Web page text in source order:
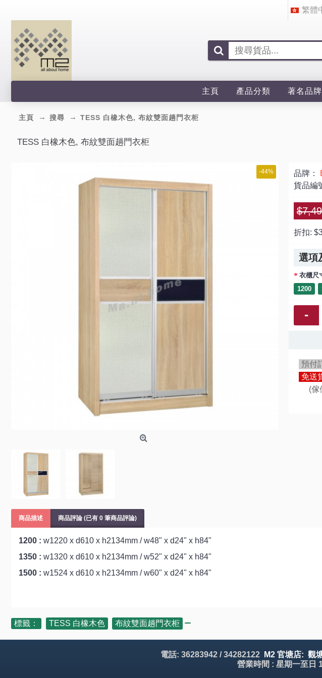
繁體
主頁 產品分類 著名品牌
主頁 搜尋 TESS 白橡木色, 布紋雙面趟門衣柜
TESS 白橡木色, 布紋雙面趟門衣柜
-44% 品牌：
貨品編
折扣:
選項
衣櫃尺
1200
-
預付
免送
(傢
商品描述 商品評論 (已有 0 筆商品評論)
1200 : w1220 x d610 x h2134mm / w48" x d24" x h84"
1350 : w1320 x d610 x h2134mm / w52" x d24" x h84"
1500 : w1524 x d610 x h2134mm / w60" x d24" x h84"
標籤： TESS 白橡木色 布紋雙面趟門衣柜
電話: 36283942 / 34282122
M2 官塘店: 觀
營業時間 : 星期一至日